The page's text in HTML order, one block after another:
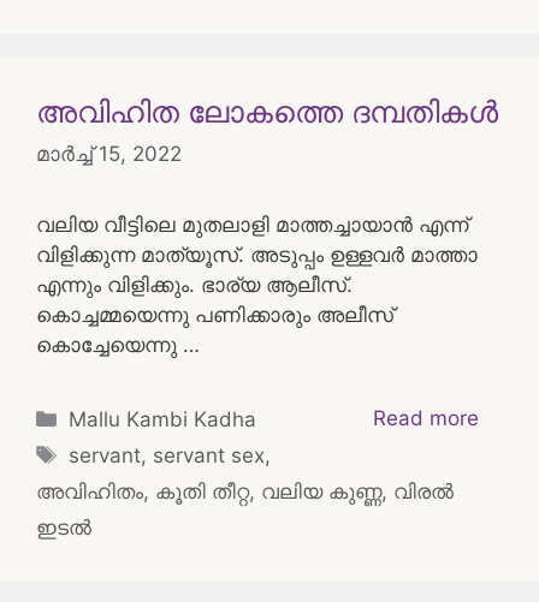
അവിഹിത ലോകത്തെ ദമ്പതികൾ
മാർച്ച്‌ 15, 2022
വലിയ വീട്ടിലെ മുതലാളി മാത്തച്ചായാൻ എന്ന്
വിളിക്കുന്ന മാത്യൂസ്. അടുപ്പം ഉള്ളവർ മാത്താ
എന്നും വിളിക്കും. ഭാര്യ ആലീസ്.
കൊച്ചമ്മയെന്നു പണിക്കാരും അലീസ്‌
കൊച്ചേയെന്നു …
Read more
Categories
Mallu Kambi Kadha
Tags
servant, servant sex,
അവിഹിതം, കൂതി തീറ്റ, വലിയ കുണ്ണ, വിരൽ
ഇടൽ